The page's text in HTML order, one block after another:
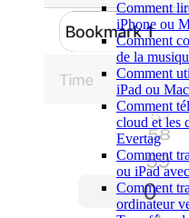
Comment
iPhone ou
Comment
de la
Comment
iPad ou
Comment
cloud et les
Evertag
Comment
ou iPad
Comment
ordinateur